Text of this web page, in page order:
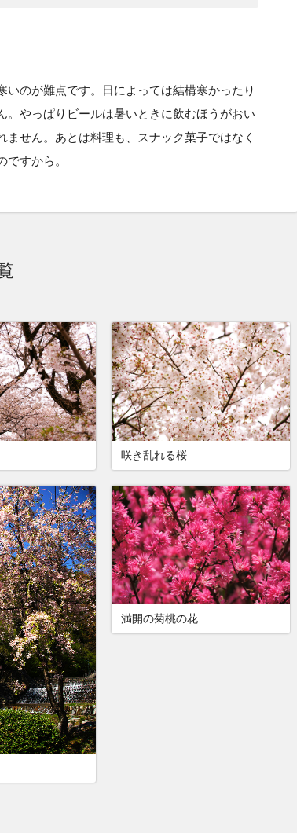
のが難点です。日によっては結構寒かったり
。やっぱりビールは暑いときに飲むほうがおい
せん。あとは料理も、スナック菓子ではなく
すから。
咲き乱れる桜
満開の菊桃の花